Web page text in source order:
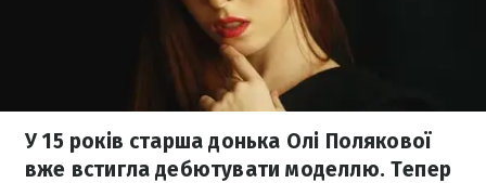
У 15 років старша донька Олі Полякової
вже встигла дебютувати моделлю. Тепер